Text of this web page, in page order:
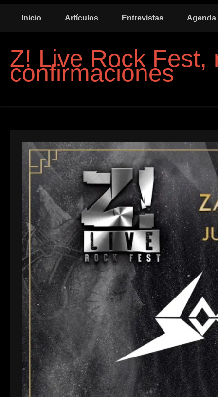
Inicio Artículos Entrevistas Agenda
Z! Live Rock Fest,
confirmaciones